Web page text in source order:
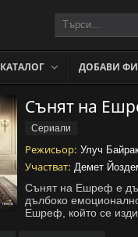
КАТАЛОГ ДОБАВИ
Сънят на
Сериали
Режисьор: Улуч
Участват: Демет
Сънят на Ешреф е
дълбоко
Ешреф, който се